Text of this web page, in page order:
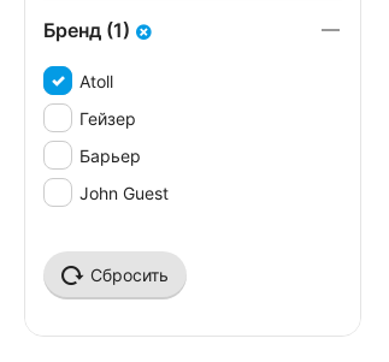
Бренд (1)
Atoll
Гейзер
Барьер
John Guest
Сбросить